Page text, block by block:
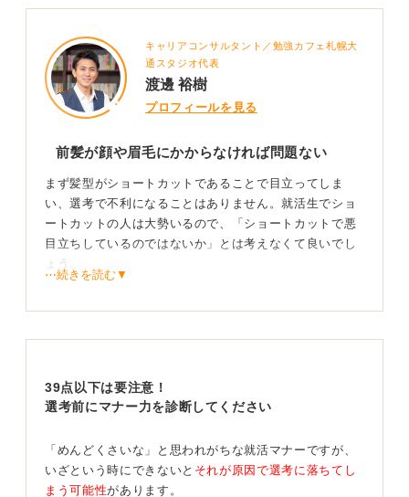
キャリアコンサルタント／勉強カフェ札幌大
通スタジオ代表
渡邊 裕樹
プロフィールを見る
前髪が顔や眉毛にかからなければ問題ない
まず髪型がショートカットであることで目立ってしま
い、選考で不利になることはありません。就活生でショ
ートカットの人は大勢いるので、「ショートカットで悪
目立ちしているのではないか」とは考えなくて良いでし
ょう。
は、髪が長い人にも言えることですが、前髪が顔や眉毛
す。たとえば結婚式の新郎新婦はどちらも髪の毛をアッ
プにしていませんか。あれは顔を見せるということもあ
からなのです。
就活でも同様で、前髪が顔や眉毛にかかっているとカジ
⋯続きを読む▼
39点以下は要注意！
選考前にマナー力を診断してください
「めんどくさいな」と思われがちな就活マナーですが、
いざという時にできないと それが原因で選考に落ちてし
まう可能性があります。